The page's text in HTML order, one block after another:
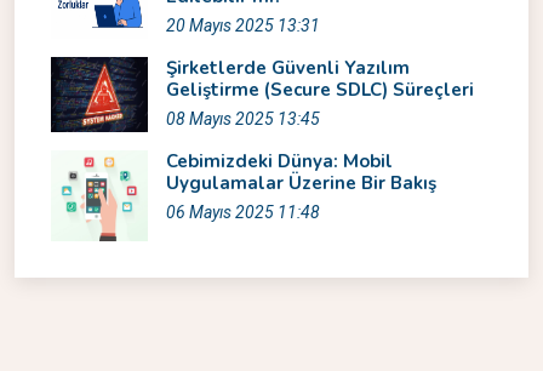
20 Mayıs 2025 13:31
Şirketlerde Güvenli Yazılım
Geliştirme (Secure SDLC) Süreçleri
08 Mayıs 2025 13:45
Cebimizdeki Dünya: Mobil
Uygulamalar Üzerine Bir Bakış
06 Mayıs 2025 11:48